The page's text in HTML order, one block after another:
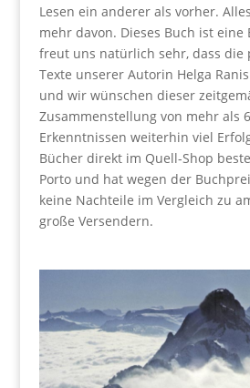
Lesen ein anderer als vorher.
mehr davon. Dieses Buch ist eine
freut uns natürlich sehr, dass die
Texte unserer Autorin Helga
und wir wünschen dieser
Zusammenstellung von mehr als
Erkenntnissen weiterhin viel
Bücher direkt im Quell-Shop
Porto und hat wegen der
keine Nachteile im Vergleich zu
große Versendern.